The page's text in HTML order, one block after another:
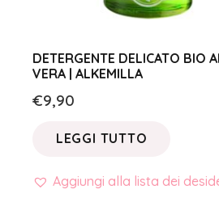
DETERGENTE DELICATO BIO
VERA | ALKEMILLA
€9,90
LEGGI TUTTO
Aggiungi alla lista dei